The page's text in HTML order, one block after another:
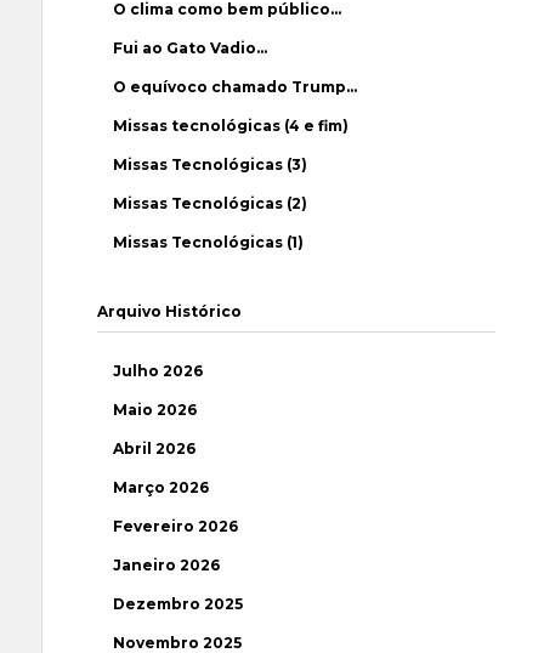
O clima como bem público…
Fui ao Gato Vadio…
O equívoco chamado Trump…
Missas tecnológicas (4 e fim)
Missas Tecnológicas (3)
Missas Tecnológicas (2)
Missas Tecnológicas (1)
Arquivo Histórico
Julho 2026
Maio 2026
Abril 2026
Março 2026
Fevereiro 2026
Janeiro 2026
Dezembro 2025
Novembro 2025